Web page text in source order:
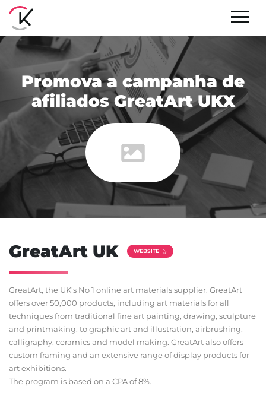
Promova a campanha de
afiliados GreatArt UKX
GreatArt UK WEBSITE
GreatArt, the UK's No 1 online art materials supplier. GreatArt
offers over 50,000 products, including art materials for all
techniques from traditional fine art painting, drawing, sculpture
and printmaking, to graphic art and illustration, airbrushing,
calligraphy, ceramics and model making. GreatArt also offers
custom framing and an extensive range of display products for
art exhibitions.
The program is based on a CPA of 8%.